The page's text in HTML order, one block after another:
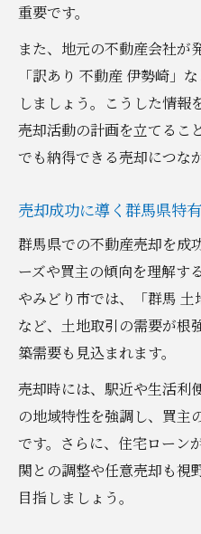
重要です。
また、地元の不動産会社が
「訳あり 不動産 伊勢崎」
しましょう。こうした情報
売却活動の計画を立てるこ
でも納得できる売却につな
売却成功に導く群馬県特
群馬県での不動産売却を成
ーズや買主の傾向を理解す
やみどり市では、「群馬 土
など、土地取引の需要が根
築需要も見込まれます。
売却時には、駅近や生活利
の地域特性を強調し、買主
です。さらに、住宅ローン
関との調整や任意売却も視
目指しましょう。